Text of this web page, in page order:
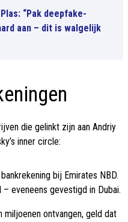
“Pak deepfake-
aan – dit is walgelijk
die gelinkt zijn aan Andriy
inner circle:
bij Emirates NBD.
eveneens gevestigd in Dubai.
miljoenen ontvangen, geld dat